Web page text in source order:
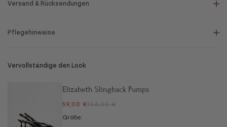
Versand & Rücksendungen
Pflegehinweise
Vervollständige den Look
Elizabeth Slingback Pumps
ANGEBOT
59,00 €REGULÄRER PREIS
104,00 €
Größe: